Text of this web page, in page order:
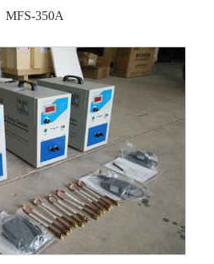
MFS-350A